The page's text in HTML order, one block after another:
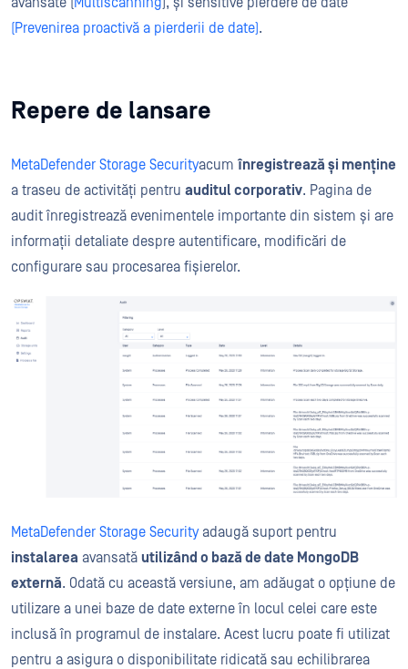
(Prevenirea proactivă a pierderii de date).
Repere de lansare
MetaDefender Storage Securityacum înregistrează și menține
a traseu de activități pentru auditul corporativ. Pagina de
audit înregistrează evenimentele importante din sistem și are
informații detaliate despre autentificare, modificări de
configurare sau procesarea fișierelor.
MetaDefender Storage Securityadaugă suport pentru
instalarea avansată utilizând o bază de date MongoDB
externă. Odată cu această versiune, am adăugat o opțiune de
utilizare a unei baze de date externe în locul celei care este
inclusă în programul de instalare. Acest lucru poate fi utilizat
pentru a asigura o disponibilitate ridicată sau echilibrarea